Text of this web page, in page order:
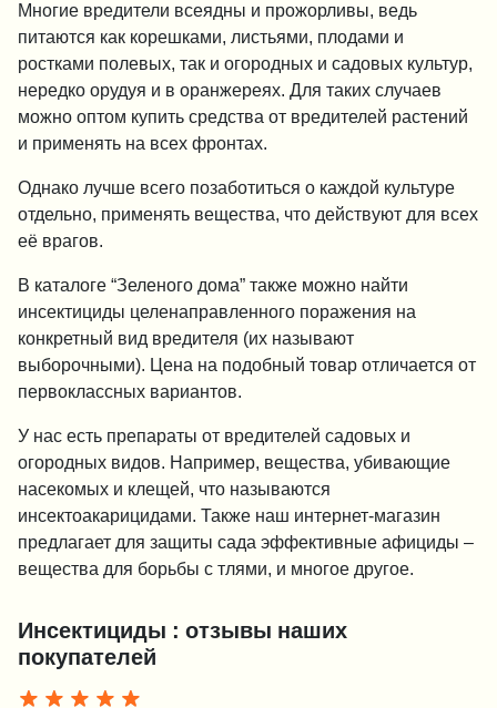
Многие вредители всеядны и прожорливы, ведь
питаются как корешками, листьями, плодами и
ростками полевых, так и огородных и садовых культур,
нередко орудуя и в оранжереях. Для таких случаев
можно оптом купить средства от вредителей растений
и применять на всех фронтах.
Однако лучше всего позаботиться о каждой культуре
отдельно, применять вещества, что действуют для всех
её врагов.
В каталоге “Зеленого дома” также можно найти
инсектициды целенаправленного поражения на
конкретный вид вредителя (их называют
выборочными). Цена на подобный товар отличается от
первоклассных вариантов.
У нас есть препараты от вредителей садовых и
огородных видов. Например, вещества, убивающие
насекомых и клещей, что называются
инсектоакарицидами. Также наш интернет-магазин
предлагает для защиты сада эффективные афициды –
вещества для борьбы с тлями, и многое другое.
Инсектициды : отзывы наших
покупателей